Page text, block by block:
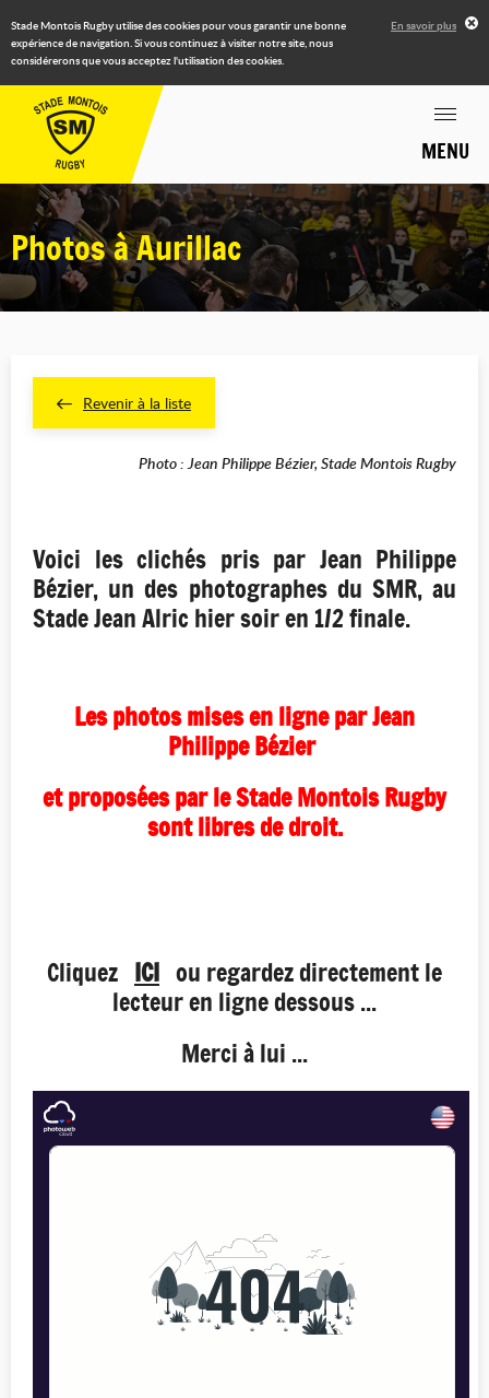
Stade Montois Rugby utilise des cookies pour vous garantir une bonne
expérience de navigation. Si vous continuez à visiter notre site, nous
considérerons que vous acceptez l'utilisation des cookies.
En savoir plus
MENU
Photos à Aurillac
Revenir à la liste
Photo : Jean Philippe Bézier, Stade Montois Rugby
Voici les clichés pris par Jean Philippe
Bézier, un des photographes du SMR, au
Stade Jean Alric hier soir en 1/2 finale.
Les photos mises en ligne par Jean
Philippe Bézier
et proposées par le Stade Montois Rugby
sont libres de droit.
Cliquez ICI ou regardez directement le
lecteur en ligne dessous ...
Merci à lui ...